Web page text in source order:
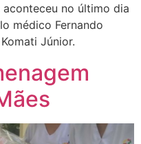
aconteceu no último dia
médico Fernando
Júnior.